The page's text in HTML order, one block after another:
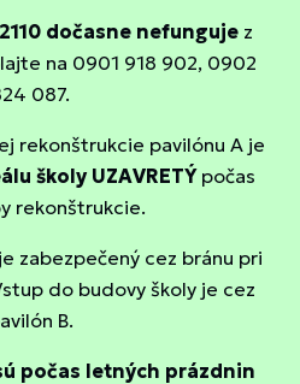
dočasne nefungujez
na 0901 918 902, 0902
087.
rekonštrukcie pavilónu A je
školy UZAVRETÝ počas
rekonštrukcie.
zabezpečený cez bránu pri
do budovy školy je cez
B.
počas letných prázdnin